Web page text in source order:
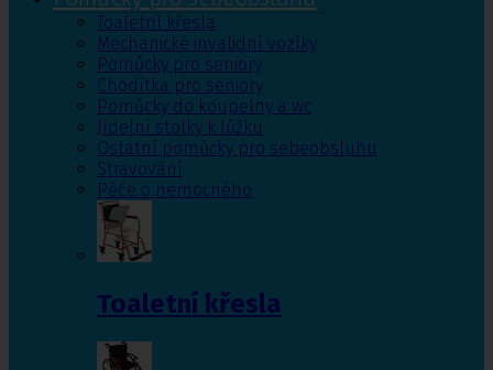
Toaletní křesla
Mechanické invalidní vozíky
Pomůcky pro seniory
Chodítka pro seniory
Pomůcky do koupelny a wc
Jídelní stolky k lůžku
Ostatní pomůcky pro sebeobsluhu
Stravování
Péče o nemocného
Toaletní křesla